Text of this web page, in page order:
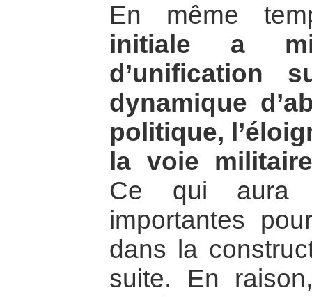
En même
initiale a
d’unification
dynamique
politique,
la voie
Ce qui aura
importantes
dans la
suite. En